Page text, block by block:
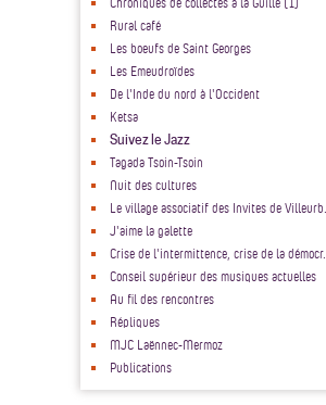
Rural café
Les boeufs de Saint Georges
Les Emeudroïdes
De l'Inde du nord à l'Occident
Ketsa
Suivez le Jazz
Tagada Tsoin-Tsoin
Nuit des cultures
Le village associatif des Invites de Villeurb...
J'aime la galette
Crise de l'intermittence, crise de la démocr...
Conseil supérieur des musiques actuelles
Au fil des rencontres
Répliques
MJC Laënnec-Mermoz
Publications